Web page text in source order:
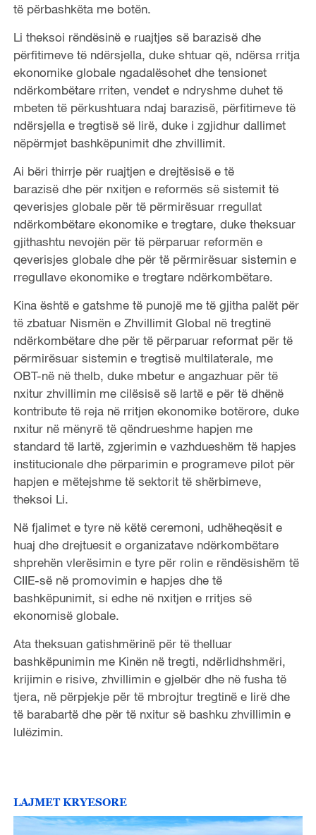
të përbashkëta me botën.
Li theksoi rëndësinë e ruajtjes së barazisë dhe
përfitimeve të ndërsjella, duke shtuar që, ndërsa rritja
ekonomike globale ngadalësohet dhe tensionet
ndërkombëtare rriten, vendet e ndryshme duhet të
mbeten të përkushtuara ndaj barazisë, përfitimeve të
ndërsjella e tregtisë së lirë, duke i zgjidhur dallimet
nëpërmjet bashkëpunimit dhe zhvillimit.
Ai bëri thirrje për ruajtjen e drejtësisë e të
barazisë dhe për nxitjen e reformës së sistemit të
qeverisjes globale për të përmirësuar rregullat
ndërkombëtare ekonomike e tregtare, duke theksuar
gjithashtu nevojën për të përparuar reformën e
qeverisjes globale dhe për të përmirësuar sistemin e
rregullave ekonomike e tregtare ndërkombëtare.
Kina është e gatshme të punojë me të gjitha palët për
të zbatuar Nismën e Zhvillimit Global në tregtinë
ndërkombëtare dhe për të përparuar reformat për të
përmirësuar sistemin e tregtisë multilaterale, me
OBT-në në thelb, duke mbetur e angazhuar për të
nxitur zhvillimin me cilësisë së lartë e për të dhënë
kontribute të reja në rritjen ekonomike botërore, duke
nxitur në mënyrë të qëndrueshme hapjen me
standard të lartë, zgjerimin e vazhdueshëm të hapjes
institucionale dhe përparimin e programeve pilot për
hapjen e mëtejshme të sektorit të shërbimeve,
theksoi Li.
Në fjalimet e tyre në këtë ceremoni, udhëheqësit e
huaj dhe drejtuesit e organizatave ndërkombëtare
shprehën vlerësimin e tyre për rolin e rëndësishëm të
CIIE-së në promovimin e hapjes dhe të
bashkëpunimit, si edhe në nxitjen e rritjes së
ekonomisë globale.
Ata theksuan gatishmërinë për të thelluar
bashkëpunimin me Kinën në tregti, ndërlidhshmëri,
krijimin e risive, zhvillimin e gjelbër dhe në fusha të
tjera, në përpjekje për të mbrojtur tregtinë e lirë dhe
të barabartë dhe për të nxitur së bashku zhvillimin e
lulëzimin.
LAJMET KRYESORE